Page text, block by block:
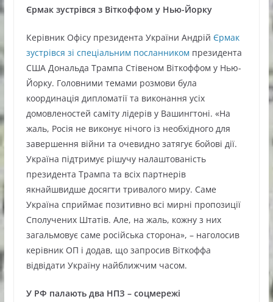
Єрмак зустрівся з Віткоффом у Нью-Йорку
Керівник Офісу президента України Андрій Єрмак
зустрівся зі спеціальним посланникомпрезидента
США Дональда Трампа Стівеном Віткоффом у Нью-
Йорку. Головними темами розмови була
координація дипломатії та виконання усіх
домовленостей саміту лідерів у Вашингтоні. «На
жаль, Росія не виконує нічого із необхідного для
завершення війни та очевидно затягує бойові дії.
Україна підтримує рішучу налаштованість
президента Трампа та всіх партнерів
якнайшвидше досягти тривалого миру. Саме
Україна сприймає позитивно всі мирні пропозиції
Сполучених Штатів. Але, на жаль, кожну з них
загальмовує саме російська сторона», – наголосив
керівник ОП і додав, що запросив Віткоффа
відвідати Україну найближчим часом.
У РФ палають два НПЗ – соцмережі